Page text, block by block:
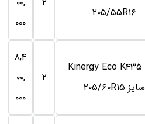
۲۰۵/۵۵R۱۶
۰۰۰
مدل Kinergy Eco K۴۳۵
سایز ۲۰۵/۶۰R۱۵
۲
۸,۴
۰۰,
۰۰۰